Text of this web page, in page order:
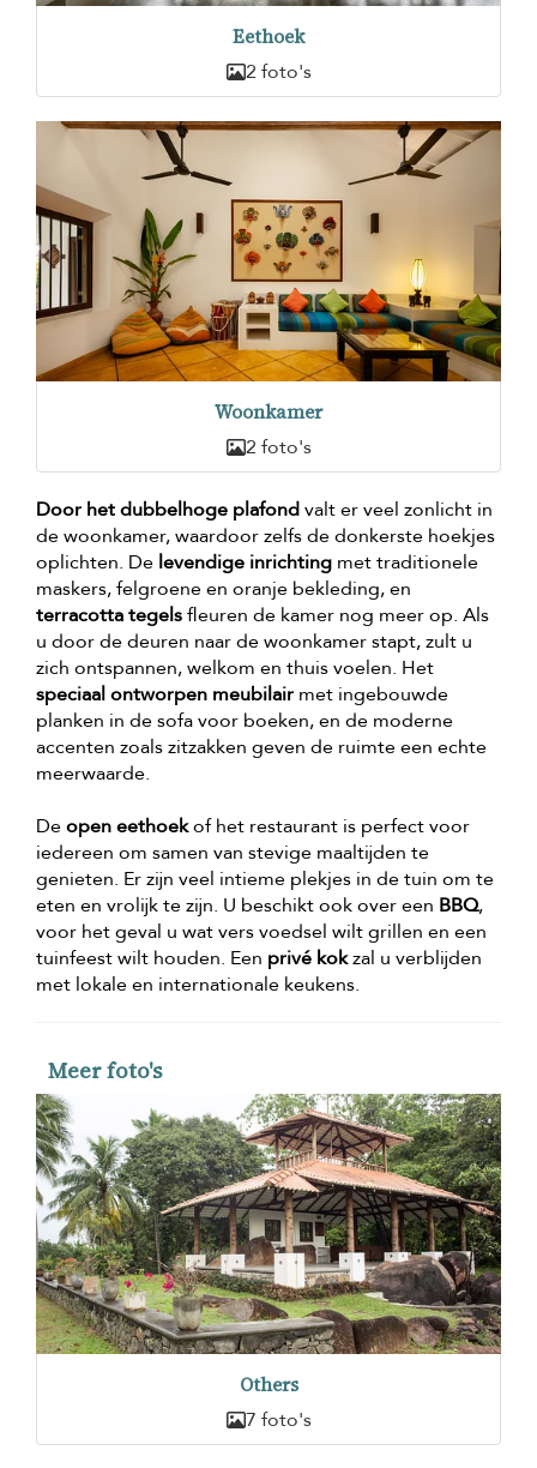
Eethoek
2 foto's
Woonkamer
2 foto's
Door het dubbelhoge plafondvalt er veel zonlicht in
de woonkamer, waardoor zelfs de donkerste hoekjes
oplichten. De levendige inrichting met traditionele
maskers, felgroene en oranje bekleding, en
terracotta tegelsfleuren de kamer nog meer op. Als
u door de deuren naar de woonkamer stapt, zult u
zich ontspannen, welkom en thuis voelen. Het
speciaal ontworpen meubilair met ingebouwde
planken in de sofa voor boeken, en de moderne
accenten zoals zitzakken geven de ruimte een echte
meerwaarde.
Deopen eethoekof het restaurant is perfect voor
iedereen om samen van stevige maaltijden te
genieten. Er zijn veel intieme plekjes in de tuin om te
eten en vrolijk te zijn. U beschikt ook over een BBQ,
voor het geval u wat vers voedsel wilt grillen en een
tuinfeest wilt houden. Een privé kokzal u verblijden
met lokale en internationale keukens.
Meer foto's
Others
7 foto's